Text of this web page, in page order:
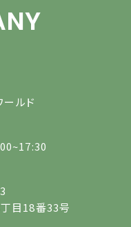
ルド
目18番33号